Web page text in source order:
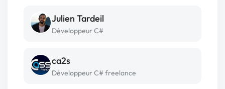
Julien Tardeil
Développeur C#
ca2s
Développeur C# freelance